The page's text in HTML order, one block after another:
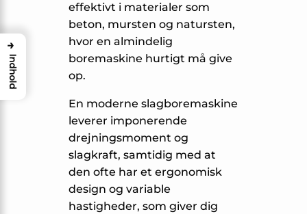
effektivt i materialer som
beton, mursten og natursten,
hvor en almindelig
boremaskine hurtigt må give
op.
En moderne slagboremaskine
leverer imponerende
drejningsmoment og
slagkraft, samtidig med at
den ofte har et ergonomisk
design og variable
hastigheder, som giver dig
→
Indhold